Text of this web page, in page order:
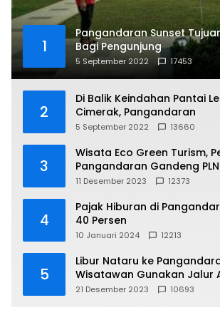
1
Pangandaran Sunset
Bagi Pengunjung
5 September 2022 17453
2
Di Balik Keindahan Pantai
Cimerak, Pangandaran
5 September 2022 13660
3
Wisata Eco Green Turism,
Pangandaran Gandeng PLN
11 Desember 2023 12373
4
Pajak Hiburan di
40 Persen
10 Januari 2024 12213
5
Libur Nataru ke
Wisatawan Gunakan Jalur
21 Desember 2023 10693